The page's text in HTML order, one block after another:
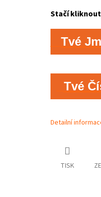
Stačí
Tvé
Tvé
Detailní
TISK